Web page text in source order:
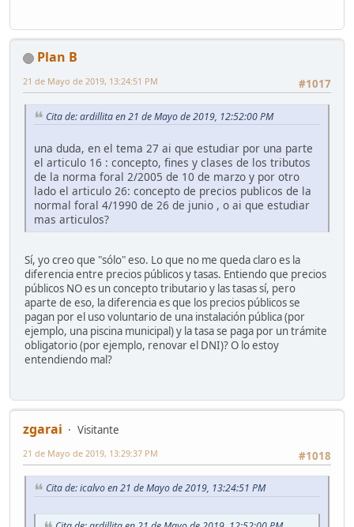
Plan B
#1017
21 de Mayo de 2019, 13:24:51 PM
Cita de: ardillita en 21 de Mayo de 2019, 12:52:00 PM
una duda, en el tema 27 ai que estudiar por una parte
el articulo 16 : concepto, fines y clases de los tributos
de la norma foral 2/2005 de 10 de marzo y por otro
lado el articulo 26: concepto de precios publicos de la
normal foral 4/1990 de 26 de junio , o ai que estudiar
mas articulos?
Sí, yo creo que "sólo" eso. Lo que no me queda claro es la
diferencia entre precios públicos y tasas. Entiendo que precios
públicos NO es un concepto tributario y las tasas sí, pero
aparte de eso, la diferencia es que los precios públicos se
pagan por el uso voluntario de una instalación pública (por
ejemplo, una piscina municipal) y la tasa se paga por un trámite
obligatorio (por ejemplo, renovar el DNI)? O lo estoy
entendiendo mal?
zgarai
Visitante
#1018
21 de Mayo de 2019, 13:29:37 PM
Cita de: icalvo en 21 de Mayo de 2019, 13:24:51 PM